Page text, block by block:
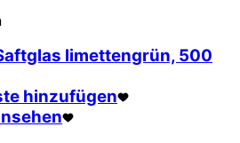
limettengrün, 500
hinzufügen